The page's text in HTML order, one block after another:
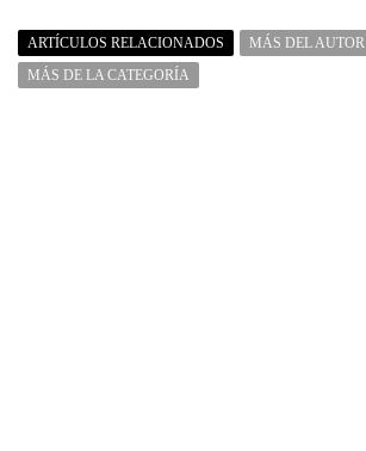
ARTÍCULOS RELACIONADOS
MÁS DEL AUTOR
MÁS DE LA CATEGORÍA